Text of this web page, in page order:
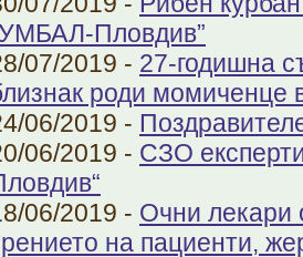
Пловдив”
07/2019 - 27-годишна
роди момиченце
06/2019 -
06/2019 - СЗО
06/2019 - Очни лекари
на пациенти,